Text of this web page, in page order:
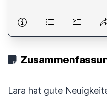
Lara hat gute